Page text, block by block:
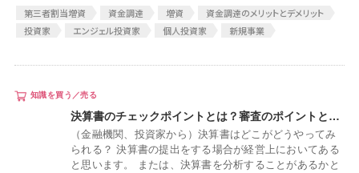
第三者割当増資
資金調達 増資
資金調達のメリットとデメリット
投資家
エンジェル投資家 個人投資家 新規事業
決算書のチェックポイントとは？審査のポイントとは？【銀行やVCなどが見る指標】
（金融機関、投資家から）決算書はどこがどうやってみ
られる？ 決算書の提出をする場合が経営上においてある
と思います。 または、決算書を分析することがあるかと